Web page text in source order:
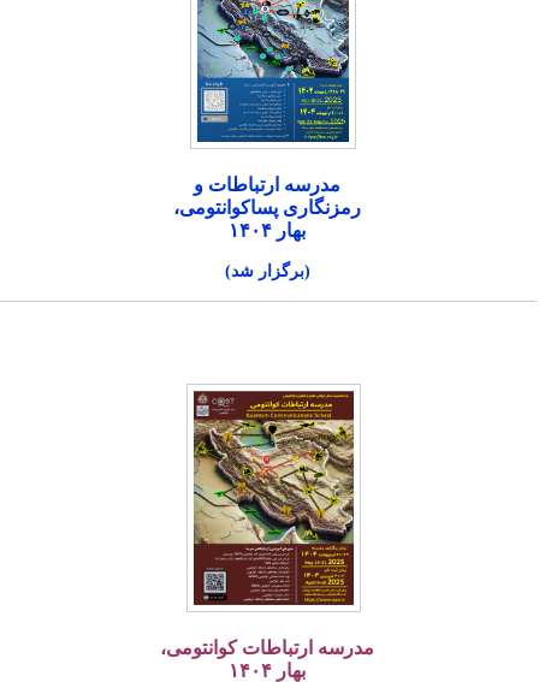
مدرسه ارتباطات و
رمزنگاری پساکوانتومی،
بهار ۱۴۰۴
(برگزار شد)
مدرسه ارتباطات کوانتومی،
بهار ۱۴۰۴